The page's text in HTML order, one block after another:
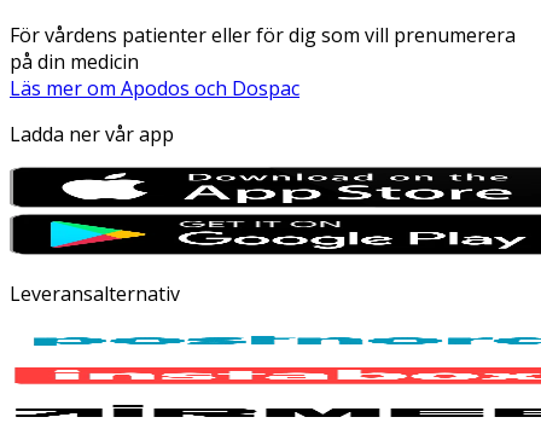
För vårdens patienter eller för dig som vill prenumerera
på din medicin
Läs mer om Apodos och Dospac
Ladda ner vår app
Leveransalternativ